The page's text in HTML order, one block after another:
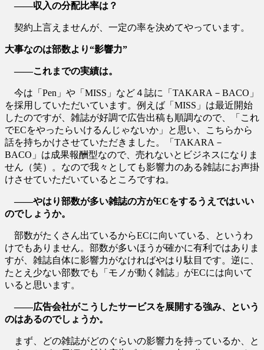
――収入の分配比率は？
契約上言えませんが、一定の率を決めてやっています。
大事なのは部数より“影響力”
――これまでの実績は。
今は「Pen」や「MISS」など４誌に「TAKARA－BACO」
を採用していただいています。例えば「MISS」は最近開始
したのですが、雑誌が好調で広告出稿も順調なので、「これ
でECをやったらいけるんじゃないか」と思い、こちらから
話を持ちかけさせていただきました。「TAKARA－
BACO」は成果報酬型なので、売れないとビジネスになりま
せん（笑）。なので我々としても影響力のある雑誌にお声掛
けさせていただいているところですね。
――やはり部数が多い雑誌の方がECをするうえではいい
のでしょうか。
部数がたくさん出ているからECに向いている、というわ
けでもありません。部数が多いほうが確かに有利ではありま
すが、雑誌自体に影響力がなければやはり駄目です。逆に、
たとえ少ない部数でも「モノが動く雑誌」がECには向いて
いると思います。
――広告会社がこうしたサービスを展開する強み、という
のはあるのでしょうか。
まず、どの雑誌がどのぐらいの影響力を持っているか、と